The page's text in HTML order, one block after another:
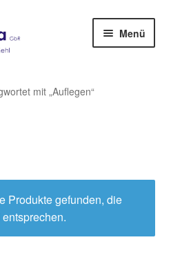
Menü
mit „Auflegen“
Produkte gefunden, die